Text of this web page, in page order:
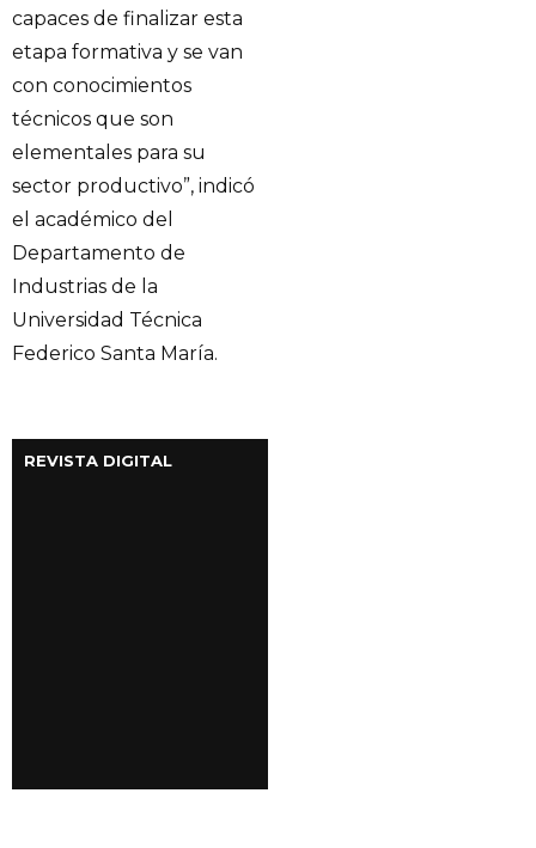
capaces de finalizar esta
etapa formativa y se van
con conocimientos
técnicos que son
elementales para su
sector productivo”, indicó
el académico del
Departamento de
Industrias de la
Universidad Técnica
Federico Santa María.
REVISTA DIGITAL